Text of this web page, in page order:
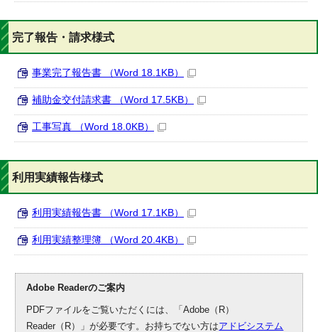
完了報告・請求様式
事業完了報告書 （Word 18.1KB）
補助金交付請求書 （Word 17.5KB）
工事写真 （Word 18.0KB）
利用実績報告様式
利用実績報告書 （Word 17.1KB）
利用実績整理簿 （Word 20.4KB）
Adobe Readerのご案内
PDFファイルをご覧いただくには、「Adobe（R）
Reader（R）」が必要です。お持ちでない方はアドビシステム